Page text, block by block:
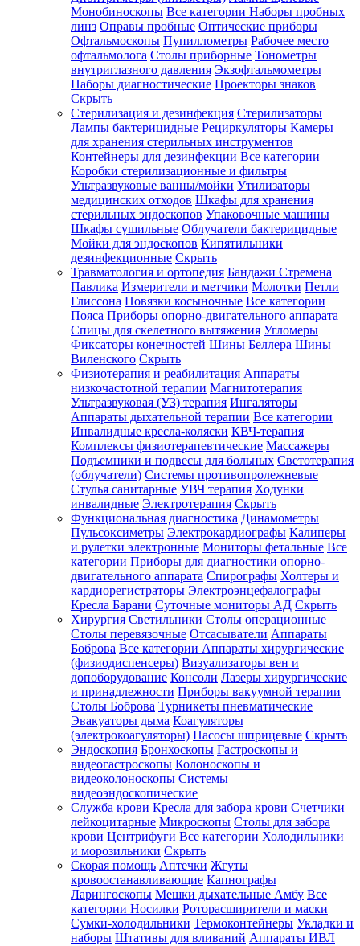
Монобиноскопы Все категории Наборы пробных
линз Оправы пробные Оптические приборы
Офтальмоскопы Пупиллометры Рабочее место
офтальмолога Столы приборные Тонометры
внутриглазного давления Экзофтальмометры
Наборы диагностические Проекторы знаков
Скрыть
Стерилизация и дезинфекция Стерилизаторы
Лампы бактерицидные Рециркуляторы Камеры
для хранения стерильных инструментов
Контейнеры для дезинфекции Все категории
Коробки стерилизационные и фильтры
Ультразвуковые ванны/мойки Утилизаторы
медицинских отходов Шкафы для хранения
стерильных эндоскопов Упаковочные машины
Шкафы сушильные Облучатели бактерицидные
Мойки для эндоскопов Кипятильники
дезинфекционные Скрыть
Травматология и ортопедия Бандажи Стремена
Павлика Измерители и метчики Молотки Петли
Глиссона Повязки косыночные Все категории
Пояса Приборы опорно-двигательного аппарата
Спицы для скелетного вытяжения Угломеры
Фиксаторы конечностей Шины Беллера Шины
Виленского Скрыть
Физиотерапия и реабилитация Аппараты
низкочастотной терапии Магнитотерапия
Ультразвуковая (УЗ) терапия Ингаляторы
Аппараты дыхательной терапии Все категории
Инвалидные кресла-коляски КВЧ-терапия
Комплексы физиотерапевтические Массажеры
Подъемники и подвесы для больных Светотерапия
(облучатели) Системы противопролежневые
Стулья санитарные УВЧ терапия Ходунки
инвалидные Электротерапия Скрыть
Функциональная диагностика Динамометры
Пульсоксиметры Электрокардиографы Калиперы
и рулетки электронные Мониторы фетальные Все
категории Приборы для диагностики опорно-
двигательного аппарата Спирографы Холтеры и
кардиорегистраторы Электроэнцефалографы
Кресла Барани Суточные мониторы АД Скрыть
Хирургия Светильники Столы операционные
Столы перевязочные Отсасыватели Аппараты
Боброва Все категории Аппараты хирургические
(физиодиспенсеры) Визуализаторы вен и
допоборудование Консоли Лазеры хирургические
и принадлежности Приборы вакуумной терапии
Столы Боброва Турникеты пневматические
Эвакуаторы дыма Коагуляторы
(электрокоагуляторы) Насосы шприцевые Скрыть
Эндоскопия Бронхоскопы Гастроскопы и
видеогастроскопы Колоноскопы и
видеоколоноскопы Системы
видеоэндоскопические
Служба крови Кресла для забора крови Счетчики
лейкоцитарные Микроскопы Столы для забора
крови Центрифуги Все категории Холодильники
и морозильники Скрыть
Скорая помощь Аптечки Жгуты
кровоостанавливающие Капнографы
Ларингоскопы Мешки дыхательные Амбу Все
категории Носилки Роторасширители и маски
Сумки-холодильники Термоконтейнеры Укладки и
наборы Штативы для вливаний Аппараты ИВЛ